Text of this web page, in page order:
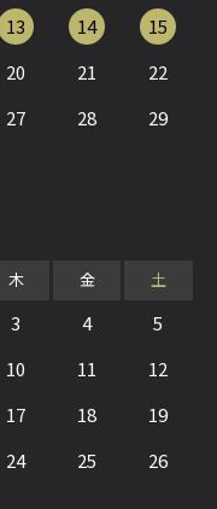
13 14
15
20 21
22
27 28
29
木 金 土
3 4
5
10 11
12
17 18
19
24 25
26